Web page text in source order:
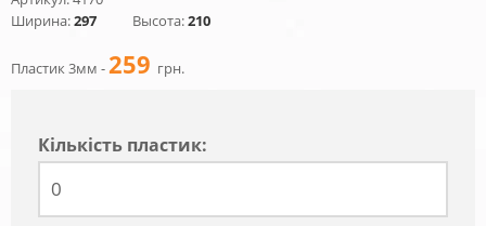
Ширина:297 Высота:210
Пластик 3мм -259 грн.
Кiлькiсть пластик: